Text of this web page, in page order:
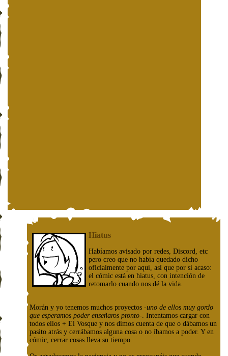
Hiatus
Habíamos avisado por redes, Discord, etc
pero creo que no había quedado dicho
oficialmente por aquí, así que por si acaso:
el cómic está en hiatus, con intención de
retomarlo cuando nos dé la vida.
Morán y yo tenemos muchos proyectos -uno de ellos muy gordo
que esperamos poder enseñaros pronto-. Intentamos cargar con
todos ellos + El Vosque y nos dimos cuenta de que o dábamos un
pasito atrás y cerrábamos alguna cosa o no íbamos a poder. Y en
cómic, cerrar cosas lleva su tiempo.